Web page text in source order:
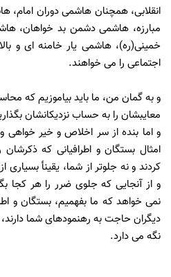
انقلابى، همچنان هاشمى دوران
مبارزه، هاشمى دشمن بد خواهان،
خمينى(ره)، هاشمى يار خامنه اى و
اجتماعى را مى خواهند.
و به گمان من، ما بايد بياموزيم كه
معايبشان را به حساب نزديكانشان
و اما بنده از سر اخلاص و خير
امثال بستگان و اطرافيانى كه
كردند و نه جلوتر از شما، يقينأ
و از آنجايى كه جلوى ضرر را هر كجا
نمى خواهد كه ما بفهميم، بستگان و
ديگران حاجت به رهنمودهاى شما دارند،
نگه مى دارد.